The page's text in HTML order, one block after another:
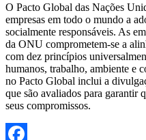
O Pacto Global das Nações
empresas em todo o mundo a
socialmente responsáveis. As
da ONU comprometem-se a
com dez princípios
humanos, trabalho, ambiente e
no Pacto Global inclui a
que são avaliados para garantir
seus compromissos.